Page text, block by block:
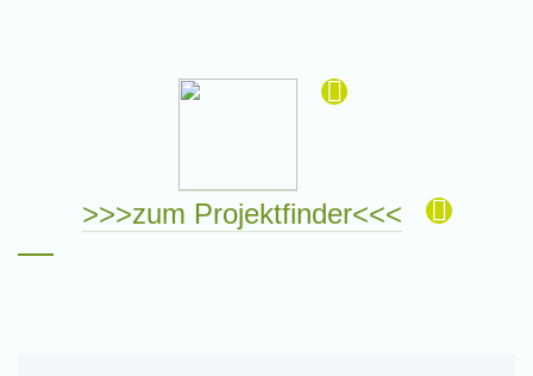
>>>zum Projektfinder<<<